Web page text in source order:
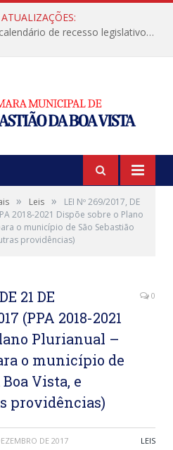
Câmara Municipal informa calendário de recesso legislativo de julho
» Leis »
LEI Nº 269/2017, DE
2018-2021 Dispõe sobre o Plano
o município de São Sebastião
providências)
21 DE
(PPA 2018-2021
Plurianual –
o município de
Vista, e
providências)
0
DE 2017 LEIS